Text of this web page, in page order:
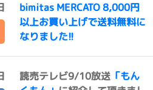
bimitas MERCATO 8,000円
以上お買い上げで送料無料に
なりました!!
読売テレビ9/10放送 「もん